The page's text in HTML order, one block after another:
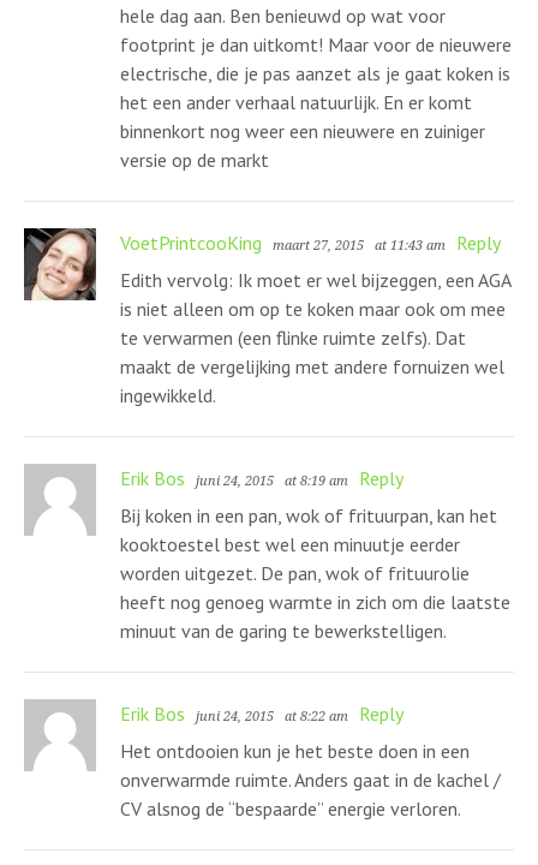
hele dag aan. Ben benieuwd op wat voor
footprint je dan uitkomt! Maar voor de nieuwere
electrische, die je pas aanzet als je gaat koken is
het een ander verhaal natuurlijk. En er komt
binnenkort nog weer een nieuwere en zuiniger
versie op de markt
VoetPrintcooKing maart 27, 2015 at 11:43 am
Reply
Edith vervolg: Ik moet er wel bijzeggen, een AGA
is niet alleen om op te koken maar ook om mee
te verwarmen (een flinke ruimte zelfs). Dat
maakt de vergelijking met andere fornuizen wel
ingewikkeld.
Erik Bos juni 24, 2015 at 8:19 am
Reply
Bij koken in een pan, wok of frituurpan, kan het
kooktoestel best wel een minuutje eerder
worden uitgezet. De pan, wok of frituurolie
heeft nog genoeg warmte in zich om die laatste
minuut van de garing te bewerkstelligen.
Erik Bos juni 24, 2015 at 8:22 am
Reply
Het ontdooien kun je het beste doen in een
onverwarmde ruimte. Anders gaat in de kachel /
CV alsnog de “bespaarde” energie verloren.